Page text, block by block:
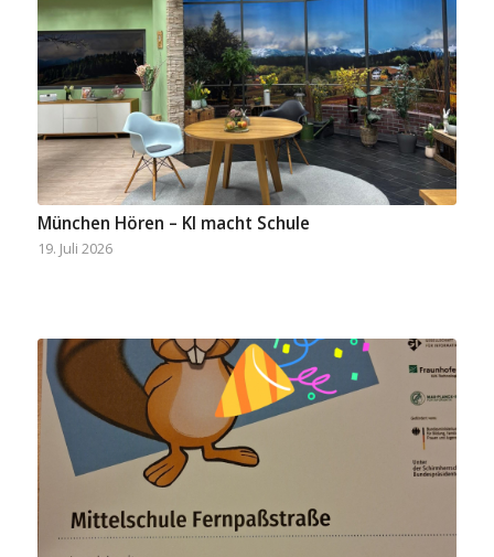
München Hören – KI macht Schule
19. Juli 2026